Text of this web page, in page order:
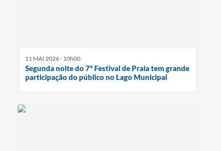
11 MAI 2026 - 10h00
Segunda noite do 7º Festival de Praia tem grande
participação do público no Lago Municipal